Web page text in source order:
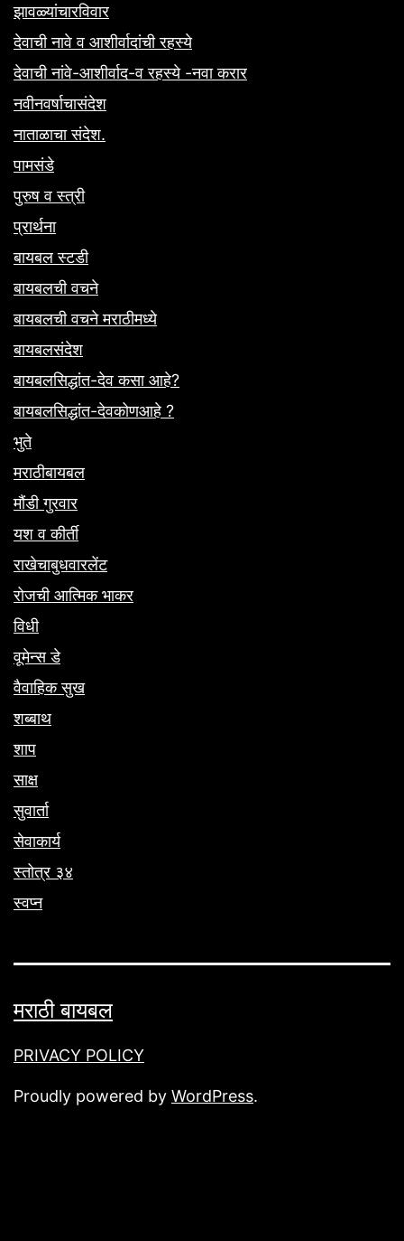
झावळ्यांचारविवार
देवाची नावे व आशीर्वादांची रहस्ये
देवाची नांवे-आशीर्वाद-व रहस्ये -नवा करार
नवीनवर्षाचासंदेश
नाताळाचा संदेश.
पामसंडे
पुरुष व स्त्री
प्रार्थना
बायबल स्टडी
बायबलची वचने
बायबलची वचने मराठीमध्ये
बायबलसंदेश
बायबलसिद्धांत-देव कसा आहे?
बायबलसिद्धांत-देवकोणआहे ?
भुते
मराठीबायबल
मौंडी गुरवार
यश व कीर्ती
राखेचाबुधवारलेंट
रोजची आत्मिक भाकर
विधी
वूमेन्स डे
वैवाहिक सुख
शब्बाथ
शाप
साक्ष
सुवार्ता
सेवाकार्य
स्तोत्र ३४
स्वप्न
मराठी बायबल
PRIVACY POLICY
Proudly powered by WordPress.